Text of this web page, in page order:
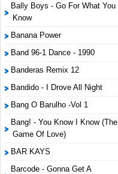
Bally Boys - Go For What You
Know
Banana Power
Band 96-1 Dance - 1990
Banderas Remix 12
Bandido - I Drove All Night
Bang O Barulho -Vol 1
Bang! - You Know I Know (The
Game Of Love)
BAR KAYS
Barcode - Gonna Get A